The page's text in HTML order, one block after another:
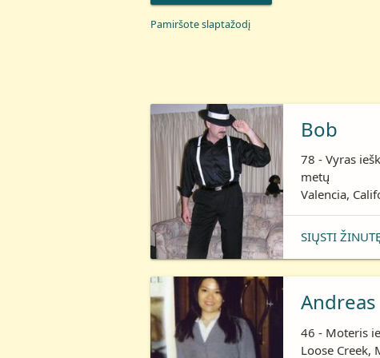
Pamiršote slaptažodį
Bob
78 - Vyras
metų
Valencia,
SIŲSTI
Andreas
46 - Moteris
Loose Creek,